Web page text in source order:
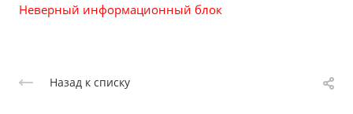
Неверный информационный блок
Назад к списку